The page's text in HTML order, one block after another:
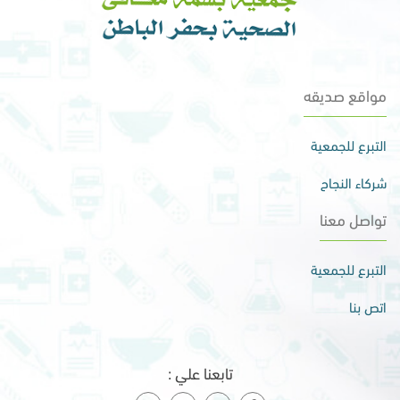
مواقع صديقه
التبرع للجمعية
شركاء النجاح
تواصل معنا
التبرع للجمعية
اتص بنا
تابعنا علي :